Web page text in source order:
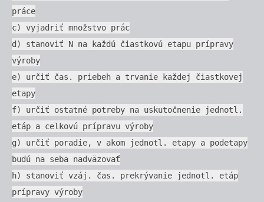
práce
c) vyjadriť množstvo prác
d) stanoviť N na každú čiastkovú etapu prípravy
výroby
e) určiť čas. priebeh a trvanie každej čiastkovej
etapy
f) určiť ostatné potreby na uskutočnenie jednotl.
etáp a celkovú prípravu výroby
g) určiť poradie, v akom jednotl. etapy a podetapy
budú na seba nadväzovať
h) stanoviť vzáj. čas. prekrývanie jednotl. etáp
prípravy výroby